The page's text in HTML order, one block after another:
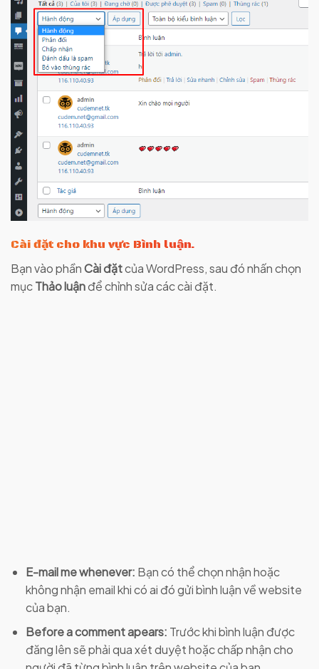
Cài đặt cho khu vực Bình luận.
Bạn vào phầnCài đặtcủa WordPress, sau đó nhấn chọn
mụcThảo luậnđể chỉnh sửa các cài đặt.
E-mail me whenever: Bạn có thể chọn nhận hoặc
không nhận email khi có ai đó gửi bình luận về website
của bạn.
Before a comment apears: Trước khi bình luận được
đăng lên sẽ phải qua xét duyệt hoặc chấp nhận cho